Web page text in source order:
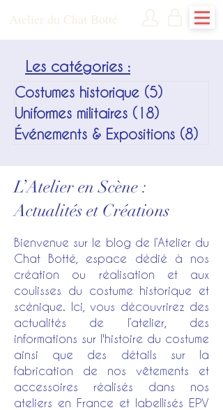
Atelier du Chat Botté
Les catégories :
Costumes historique (5)
Uniformes militaires (18)
Événements & Expositions (8)
L’Atelier en Scène :
Actualités et Créations
Bienvenue sur le blog de l’Atelier du
Chat Botté, espace dédié à nos
création ou réalisation et aux
coulisses du costume historique et
scénique. Ici, vous découvrirez des
actualités de l’atelier, des
informations sur l'histoire du costume
ainsi que des détails sur la
fabrication de nos vêtements et
accessoires réalisés dans nos
ateliers en France et labellisés EPV